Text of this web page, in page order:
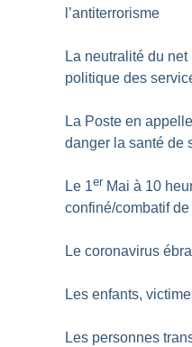
l’antiterrorisme
La neutralité du
politique des
La Poste en
danger la santé de
Le 1er Mai à 10
confiné/combatif de
Le coronavirus
Les enfants,
Les personnes